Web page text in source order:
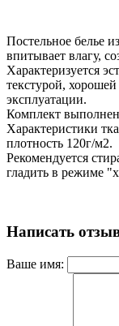
Постельное белье
впитывает влагу,
Характеризуется
текстурой,
эксплуатации.
Комплект
Характеристики
плотность 120г/м2.
Рекомендуется
гладить в режиме
Написать
Ваше имя: